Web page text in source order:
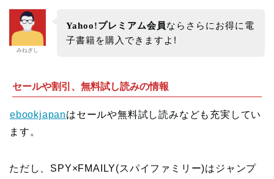
みねぎし
Yahoo!プレミアム会員ならさらにお得に電
子書籍を購入できますよ!
セールや割引、無料試し読みの情報
ebookjapanはセールや無料試し読みなども充実してい
ます。
ただし、SPY×FMAILY(スパイファミリー)はジャンプ